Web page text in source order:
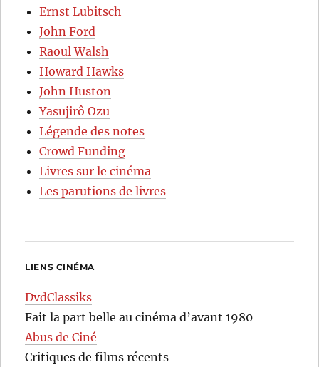
Ernst Lubitsch
John Ford
Raoul Walsh
Howard Hawks
John Huston
Yasujirô Ozu
Légende des notes
Crowd Funding
Livres sur le cinéma
Les parutions de livres
LIENS CINÉMA
DvdClassiks
Fait la part belle au cinéma d’avant 1980
Abus de Ciné
Critiques de films récents